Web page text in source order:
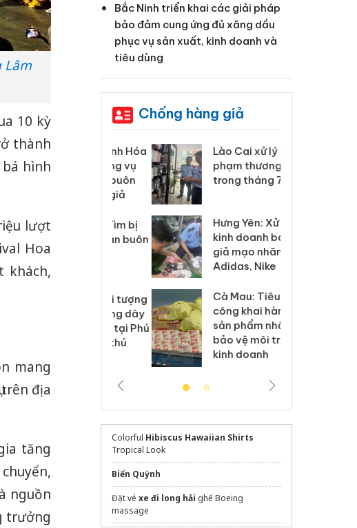
Lâm
10 kỳ
thành
hình
lượt
Hoa
khách,
mang
địa
tăng
nguồn
trưởng
Bắc Ninh triển khai các giải pháp
bảo đảm cung ứng đủ xăng dầu
phục vụ sản xuất, kinh doanh và
tiêu dùng
Chống hàng giả
Công an Thanh Hóa
tìm bị hại trong vụ
Thanh Hóa: Tìm bị
bán bình sữa
Moyuum giả
Lào Cai xử lý 83 vụ vi
phạm thương mại
trong tháng 7
Hưng Yên: Xử lý 6 hộ
kinh doanh bán hàng
giả mạo nhãn hiệu
Adidas, Nike
Cà Mau: Tiêu hủy
công khai hàng ngàn
sản phẩm nhập lậu,
bảo vệ môi trường
kinh doanh
Colorful Hibiscus Hawaiian Shirts
Tropical Look
Biển Quỳnh
Đặt vé xe đi long hải ghế Boeing
massage